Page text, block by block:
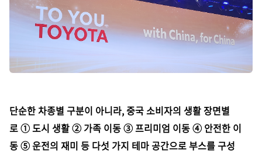
단순한 차종별 구분이 아니라,중국 소비자의 생활 장면별
로 ① 도시 생활 ② 가족 이동 ③ 프리미엄 이동 ④ 안전한 이
동 ⑤ 운전의 재미 등 다섯 가지 테마 공간으로 부스를 구성